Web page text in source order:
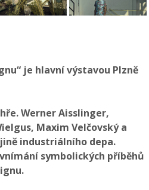
je hlavní výstavou Plzně
Werner Aisslinger,
Maxim Velčovský a
industriálního depa.
symbolických příběhů